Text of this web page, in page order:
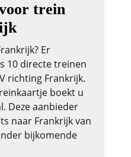
trein
Er
10 directe treinen
richting Frankrijk.
boekt u
Deze aanbieder
naar Frankrijk van
bijkomende